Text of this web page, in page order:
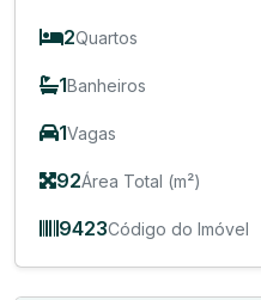
2Quartos
1Banheiros
1Vagas
92Área Total (m²)
9423Código do Imóvel